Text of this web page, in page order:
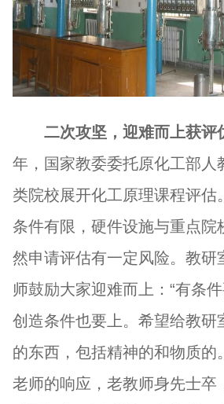
二次攻坚，迎难而上获评
年，国家教委委托原化工部人
类院校展开化工原理课程评估
条件有限，硬件设施与重点院
然申请评估有一定风险。教研
师鼓励大家迎难而上：“有条
创造条件也要上。希望给教研
的东西，包括精神的和物质的
老师的响应，老教师身先士卒